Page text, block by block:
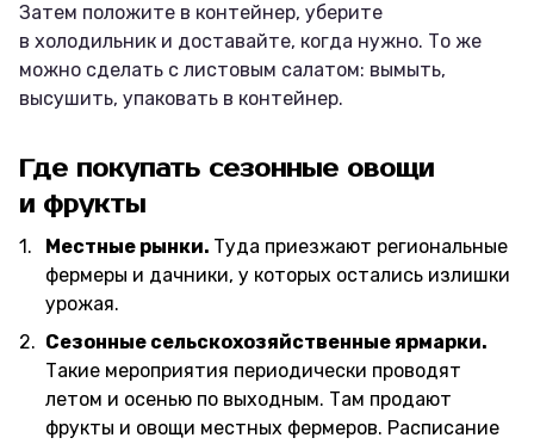
Затем положите в контейнер, уберите
в холодильник и доставайте, когда нужно. То же
можно сделать с листовым салатом: вымыть,
высушить, упаковать в контейнер.
Где покупать сезонные овощи
и фрукты
Местные рынки. Туда приезжают региональные
фермеры и дачники, у которых остались излишки
урожая.
Сезонные сельскохозяйственные ярмарки.
Такие мероприятия периодически проводят
летом и осенью по выходным. Там продают
фрукты и овощи местных фермеров. Расписание